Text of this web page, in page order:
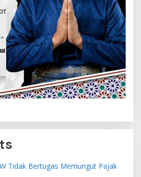
Tidak Bertugas Memungut Pajak